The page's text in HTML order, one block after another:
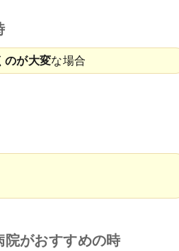
のが大変な場合
がおすすめの時